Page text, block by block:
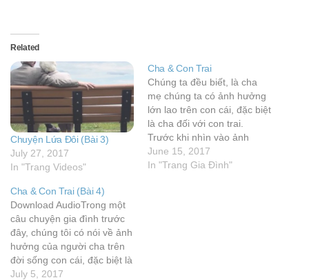
Related
Chuyện Lứa Đôi (Bài 3)
July 27, 2017
In "Trang Videos"
Cha & Con Trai
Chúng ta đều biết, là cha
mẹ chúng ta có ảnh hưởng
lớn lao trên con cái, đặc biệt
là cha đối với con trai.
Trước khi nhìn vào ảnh
hưởng của người cha đối
với con trai, chúng ta cần
June 15, 2017
In "Trang Gia Đình"
Cha & Con Trai (Bài 4)
Download AudioTrong một
câu chuyện gia đình trước
đây, chúng tôi có nói về ảnh
hưởng của người cha trên
đời sống con cái, đặc biệt là
đối với con trai. Hôm nay
July 5, 2017